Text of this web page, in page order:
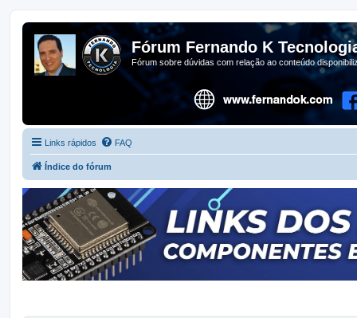
Fórum Fernando K
Fórum sobre dúvidas com relação ao conteúdo
Links rápidos FAQ
Índice do fórum